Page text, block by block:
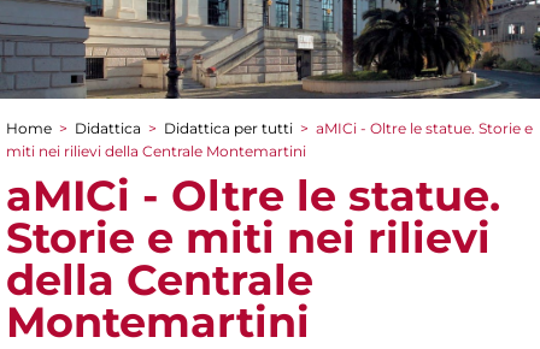
Tu sei qui
Home > Didattica > Didattica per tutti > aMICi - Oltre le statue. Storie e
miti nei rilievi della Centrale Montemartini
aMICi - Oltre le statue.
Storie e miti nei rilievi
della Centrale
Montemartini